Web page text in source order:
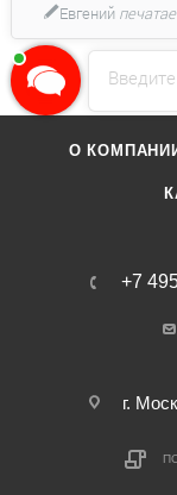
О
+7
г.
Евгений